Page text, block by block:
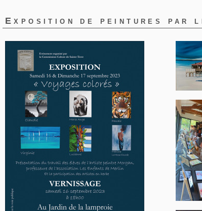
Exposition de peintures par